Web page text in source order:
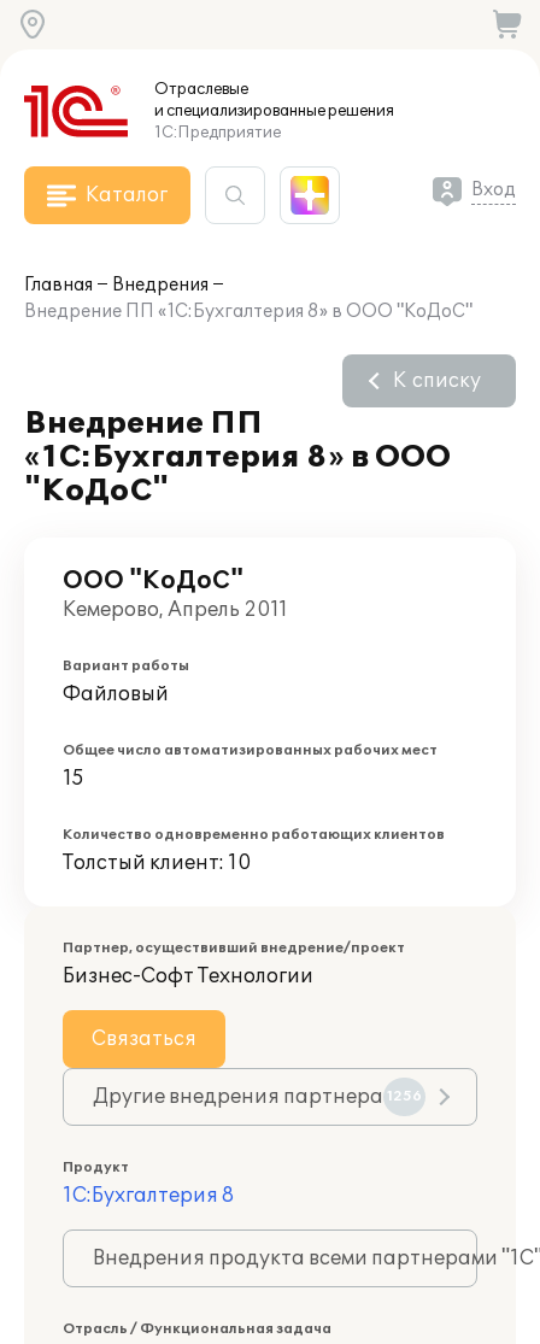
Отраслевые
и специализированныерешения
1С:Предприятие
Каталог Вход
Главная
Внедрения
Внедрение ПП «1С:Бухгалтерия 8» в ООО "КоДоС"
Внедрение ПП
«1С:Бухгалтерия 8» в ООО
"КоДоС"
К списку
ООО "КоДоС"
Кемерово, Апрель 2011
Вариант работы
Файловый
Общее число автоматизированных рабочих мест
15
Количество одновременно работающих клиентов
Толстый клиент: 10
Партнер, осуществивший внедрение/проект
Бизнес-Софт Технологии
Связаться
Другие внедрения партнера 1256
Продукт
1С:Бухгалтерия 8
Внедрения продукта всеми партнерами
Отрасль / Функциональная задача